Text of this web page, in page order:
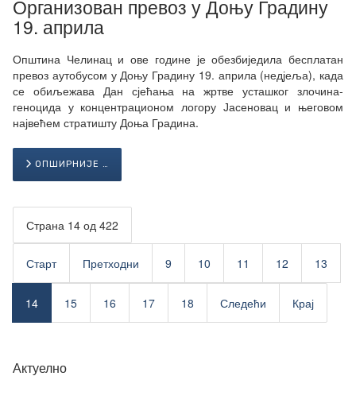
Организован превоз у Доњу Градину
19. априла
Општина Челинац и ове године је обезбиједила бесплатан
превоз аутобусом у Доњу Градину 19. априла (недјеља), када
се обиљежава Дан сјећања на жртве усташког злочина-
геноцида у концентрационом логору Јасеновац и његовом
највећем стратишту Доња Градина.
ОПШИРНИЈЕ …
Страна 14 од 422
Старт Претходни 9 10 11 12 13
14 15 16 17 18 Следећи Крај
Актуелно